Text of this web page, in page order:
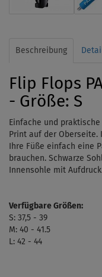
Beschreibung
Flip Flops
- Größe: S
Einfache und
Print auf der Oberseite.
Ihre Füße einfach eine
brauchen. Schwarze
Innensohle mit
Verfügbare Größen:
S: 37,5 - 39
M: 40 - 41.5
L: 42 - 44